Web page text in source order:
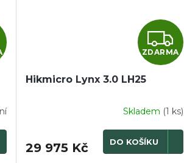
Z
D
R
M
ZDARMA
Hikmicro Lynx 3.0 LH25
Skladem (1 ks)
29 975 Kč DO KOŠÍKU